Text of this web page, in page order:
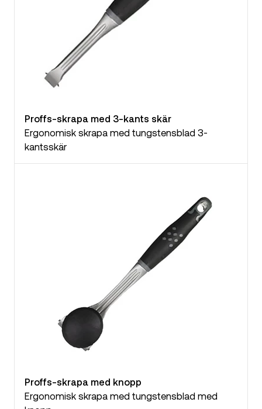
Proffs-skrapa med 3-kants skär
Ergonomisk skrapa med tungstensblad 3-
kantsskär
Proffs-skrapa med knopp
Ergonomisk skrapa med tungstensblad med